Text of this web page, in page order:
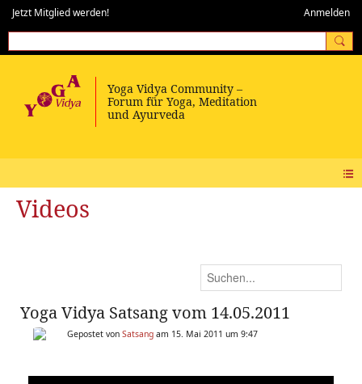
Jetzt Mitglied werden! Anmelden
Videos
Yoga Vidya Satsang vom 14.05.2011
Gepostet von Satsang am 15. Mai 2011 um 9:47